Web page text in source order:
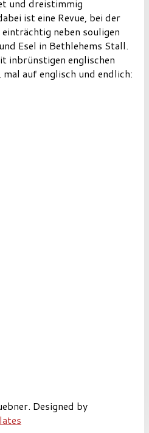
und dreistimmig
ist eine Revue, bei der
neben souligen
Esel in Bethlehems Stall.
inbrünstigen englischen
auf englisch und endlich:
Designed by